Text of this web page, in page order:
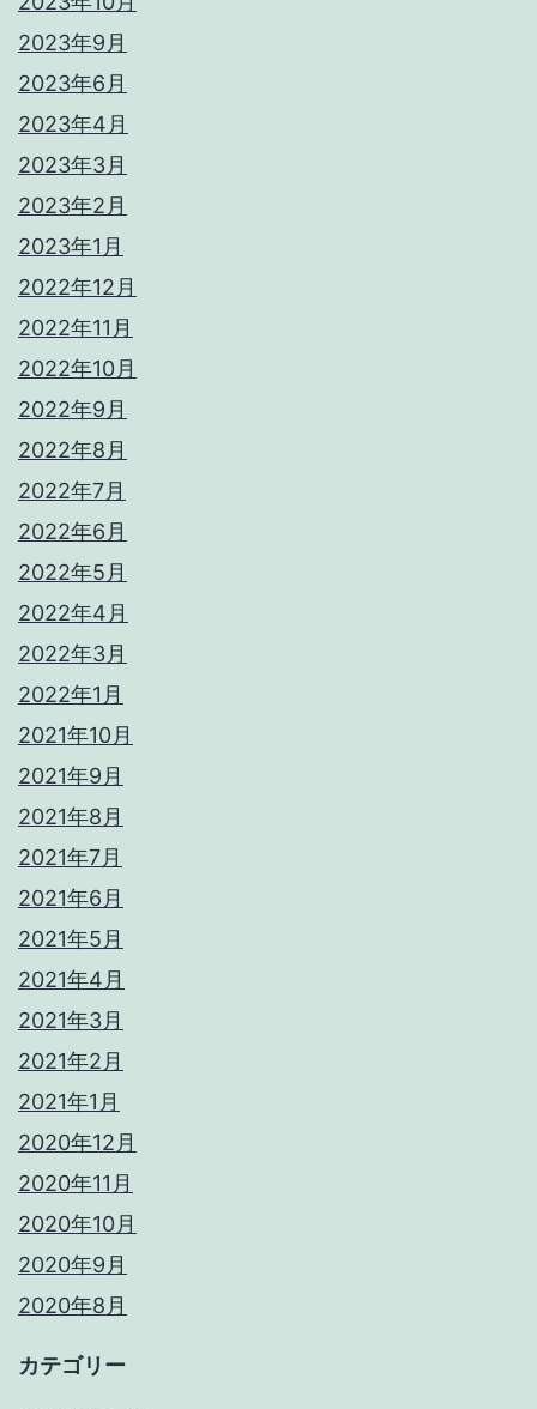
2023年9月
2023年6月
2023年4月
2023年3月
2023年2月
2023年1月
2022年12月
2022年11月
2022年10月
2022年9月
2022年8月
2022年7月
2022年6月
2022年5月
2022年4月
2022年3月
2022年1月
2021年10月
2021年9月
2021年8月
2021年7月
2021年6月
2021年5月
2021年4月
2021年3月
2021年2月
2021年1月
2020年12月
2020年11月
2020年10月
2020年9月
2020年8月
カテゴリー